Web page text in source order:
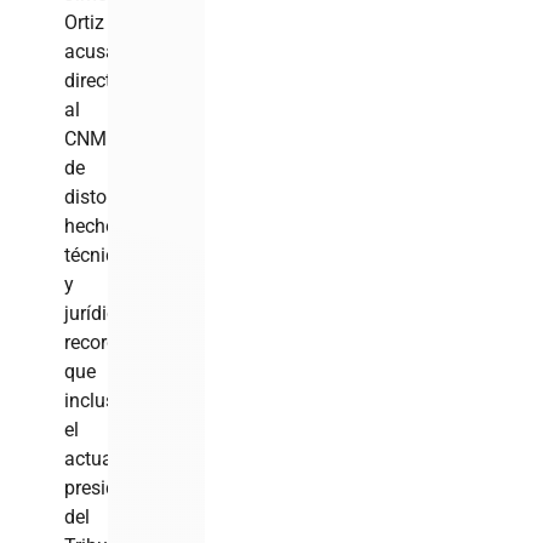
Ortiz
acusa
directamente
al
CNM
de
distorsionar
hechos
técnicos
y
jurídicos,
recordando
que
incluso
el
actual
presidente
del